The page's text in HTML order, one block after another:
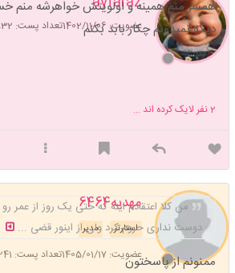
عضویت: 1402/11/06 تعداد پست: 30832
همسر منم همینه و اولویتش خواهرشه منم
دیگه نمیدونم چکار بابد بکنم
2نفر لایک کرده اند ...
مهدیه6464
مدیر استارتر
عضویت: 1405/01/17 تعداد پست: 241
من کلا اعتقادم اینه که حتی یک روز از عمر
دوست نداری حروم کرد ولی از اینور قضی ...
ممنونم از پاسختون